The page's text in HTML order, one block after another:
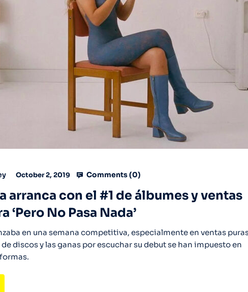
October 2, 2019 Comments (0)
arranca con el #1 de álbumes y ventas
‘Pero No Pasa Nada’
en una semana competitiva, especialmente en ventas
discos y las ganas por escuchar su debut se han impuesto en